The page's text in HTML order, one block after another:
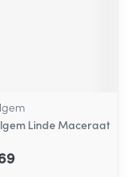
Linde Maceraat